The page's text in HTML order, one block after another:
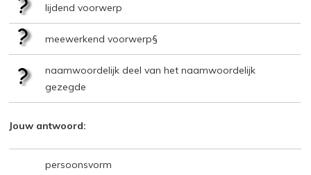
lijdend voorwerp
meewerkend voorwerp§
naamwoordelijk deel van het naamwoordelijk
gezegde
Jouw antwoord:
persoonsvorm